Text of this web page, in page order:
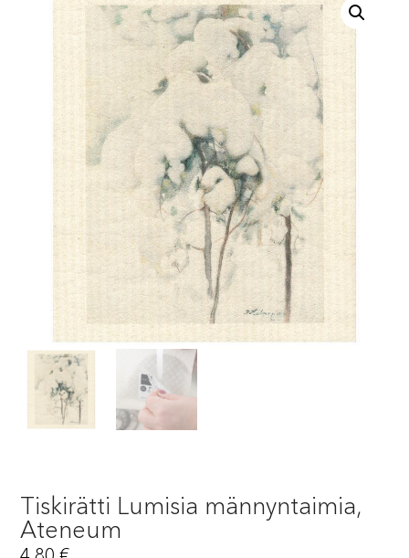
Tiskirätti Lumisia männyntaimia,
Ateneum